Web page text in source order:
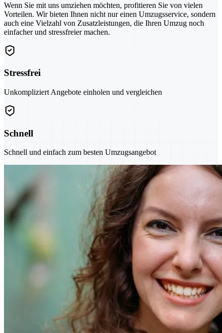
Wenn Sie mit uns umziehen möchten, profitieren Sie von vielen
Vorteilen. Wir bieten Ihnen nicht nur einen Umzugsservice, sondern
auch eine Vielzahl von Zusatzleistungen, die Ihren Umzug noch
einfacher und stressfreier machen.
Stressfrei
Unkompliziert Angebote einholen und vergleichen
Schnell
Schnell und einfach zum besten Umzugsangebot